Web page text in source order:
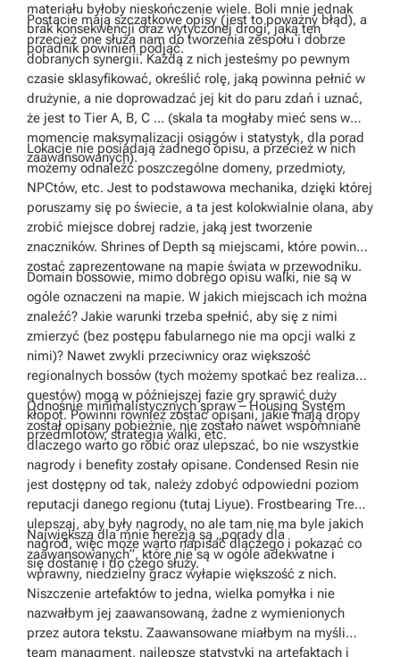
materiału byłoby nieskończenie wiele. Boli mnie jednak
brak konsekwencji oraz wytyczonej drogi, jaką ten
poradnik powinien podjąć.
Postacie mają szczątkowe opisy (jest to poważny błąd), a
przecież one służą nam do tworzenia zespołu i dobrze
dobranych synergii. Każdą z nich jesteśmy po pewnym
czasie sklasyfikować, określić rolę, jaką powinna pełnić w
drużynie, a nie doprowadzać jej kit do paru zdań i uznać,
że jest to Tier A, B, C ... (skala ta mogłaby mieć sens w
momencie maksymalizacji osiągów i statystyk, dla porad
zaawansowanych).
Lokacje nie posiadają żadnego opisu, a przecież w nich
możemy odnaleźć poszczególne domeny, przedmioty,
NPCtów, etc. Jest to podstawowa mechanika, dzięki której
poruszamy się po świecie, a ta jest kolokwialnie olana, aby
zrobić miejsce dobrej radzie, jaką jest tworzenie
znaczników. Shrines of Depth są miejscami, które powinny
zostać zaprezentowane na mapie świata w przewodniku.
Domain bossowie, mimo dobrego opisu walki, nie są w
ogóle oznaczeni na mapie. W jakich miejscach ich można
znaleźć? Jakie warunki trzeba spełnić, aby się z nimi
zmierzyć (bez postępu fabularnego nie ma opcji walki z
nimi)? Nawet zwykli przeciwnicy oraz większość
regionalnych bossów (tych możemy spotkać bez realizacji
questów) mogą w późniejszej fazie gry sprawić duży
kłopot. Powinni również zostać opisani, jakie mają dropy
przedmiotów, strategia walki, etc.
Odnośnie minimalistycznych spraw – Housing System
został opisany pobieżnie, nie zostało nawet wspomniane
dlaczego warto go robić oraz ulepszać, bo nie wszystkie
nagrody i benefity zostały opisane. Condensed Resin nie
jest dostępny od tak, należy zdobyć odpowiedni poziom
reputacji danego regionu (tutaj Liyue). Frostbearing Tree –
ulepszaj, aby były nagrody, no ale tam nie ma byle jakich
nagród, więc może warto napisać dlaczego i pokazać co
się dostanie i do czego służy.
Największą dla mnie herezją są „porady dla
zaawansowanych”, które nie są w ogóle adekwatne i
wprawny, niedzielny gracz wyłapie większość z nich.
Niszczenie artefaktów to jedna, wielka pomyłka i nie
nazwałbym jej zaawansowaną, żadne z wymienionych
przez autora tekstu. Zaawansowane miałbym na myśli
team managment, najlepsze statystyki na artefaktach i